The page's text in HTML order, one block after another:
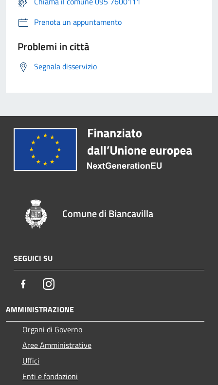
Prenota un appuntamento
Problemi in città
Segnala disservizio
Comune di Biancavilla
SEGUICI SU
FacebookInstagram
AMMINISTRAZIONE
Organi di Governo
Aree Amministrative
Uffici
Enti e fondazioni